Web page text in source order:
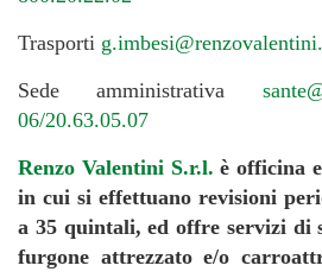
Trasporti
Sede amministrativa
06/20.63.05.07
Renzo Valentini S.r.l. è officina
in cui si effettuano revisioni
a 35 quintali, ed offre servizi di
furgone attrezzato e/o